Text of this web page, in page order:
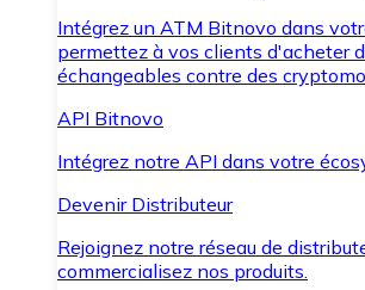
Intégrez un ATM Bitnovo dans
permettez à vos clients d'acheter
échangeables contre des
API Bitnovo
Intégrez notre API dans votre
Devenir Distributeur
Rejoignez notre réseau de
commercialisez nos produits.